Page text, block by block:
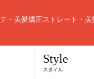
・美髪矯正ストレート・
Style
スタイル